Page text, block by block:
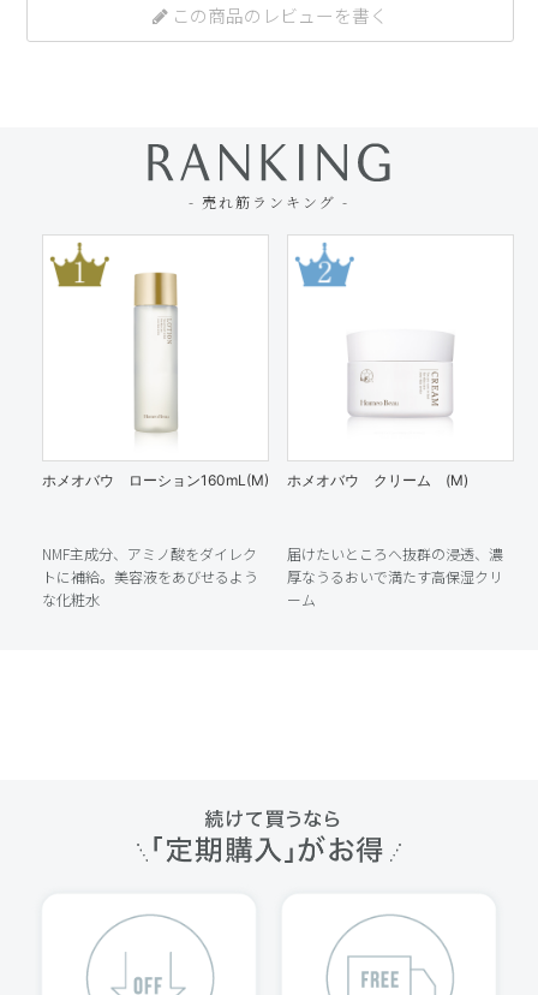
この商品のレビューを書く
- 売れ筋ランキング -
ホメオバウ ローション160mL(M)
NMF主成分、アミノ酸をダイレク
トに補給。美容液をあびせるよう
な化粧水
ホメオバウ クリーム (M)
届けたいところへ抜群の浸透、濃
厚なうるおいで満たす高保湿クリ
ーム